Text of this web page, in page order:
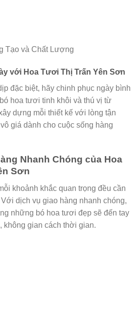
Tạo và Chất Lượng
với Hoa Tươi Thị Trấn Yên Sơn
đặc biệt, hãy chinh phục ngày bình
hoa tươi tinh khôi và thú vị từ
dựng mỗi thiết kế với lòng tận
giá dành cho cuộc sống hàng
Nhanh Chóng của Hoa
Sơn
khoảnh khắc quan trọng đều cần
dịch vụ giao hàng nhanh chóng,
những bó hoa tươi đẹp sẽ đến tay
gian cách thời gian.